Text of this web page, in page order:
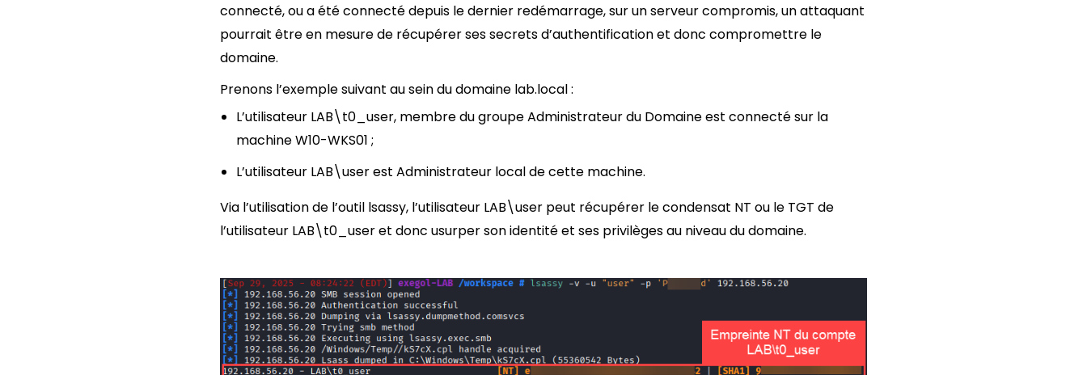
connecté, ou a été connecté depuis le dernier redémarrage, sur un serveur compromis, un attaquant
pourrait être en mesure de récupérer ses secrets d’authentification et donc compromettre le
domaine.
Prenons l’exemple suivant au sein du domaine lab.local :
L’utilisateur LAB\t0_user, membre du groupe Administrateur du Domaine est connecté sur la
machine W10-WKS01 ;
L’utilisateur LAB\user est Administrateur local de cette machine.
Via l’utilisation de l’outil lsassy, l’utilisateur LAB\user peut récupérer le condensat NT ou le TGT de
l’utilisateur LAB\t0_user et donc usurper son identité et ses privilèges au niveau du domaine.